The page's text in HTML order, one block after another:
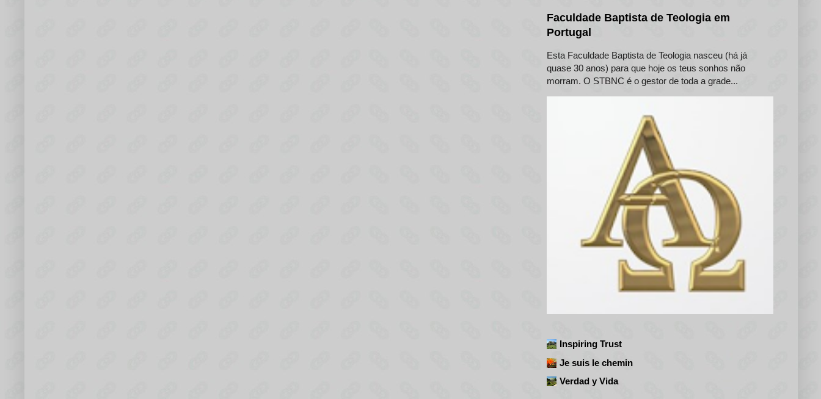
Faculdade Baptista de Teologia em
Portugal
Esta Faculdade Baptista de Teologia nasceu (há já
quase 30 anos) para que hoje os teus sonhos não
morram. O STBNC é o gestor de toda a grade...
Inspiring Trust
Je suis le chemin
Verdad y Vida